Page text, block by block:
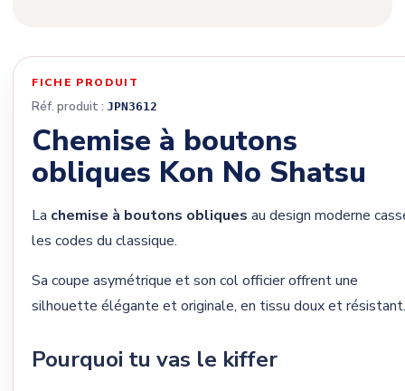
FICHE PRODUIT
Réf. produit : JPN3612
Chemise à boutons
obliques Kon No Shatsu
La chemise à boutons obliques au design moderne
les codes du classique.
Sa coupe asymétrique et son col officier offrent une
silhouette élégante et originale, en tissu doux et résistant.
Pourquoi tu vas le kiffer